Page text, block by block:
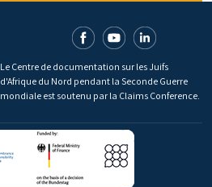
Le Centre de documentation sur les Juifs
d'Afrique du Nord pendant la Seconde Guerre
mondiale est soutenu par la Claims Conference.